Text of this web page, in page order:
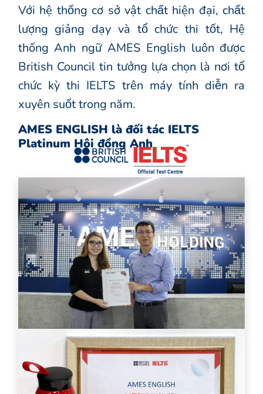
Với hệ thống cơ sở vật chất hiện đại, chất
lượng giảng dạy và tổ chức thi tốt, Hệ
thống Anh ngữ AMES English luôn được
British Council tin tưởng lựa chọn là nơi tổ
chức kỳ thi IELTS trên máy tính diễn ra
xuyên suốt trong năm.
AMES ENGLISH là đối tác IELTS
Platinum Hội đồng Anh